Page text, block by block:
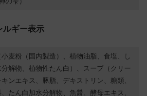
ルギー表示
小麦粉（国内製造）、植物油脂、食塩、し
分解物、植物性たん白）、スープ（クリー
ンエキス、豚脂、デキストリン、糖類、
たん白加水分解物、魚醤、酵母エキス、